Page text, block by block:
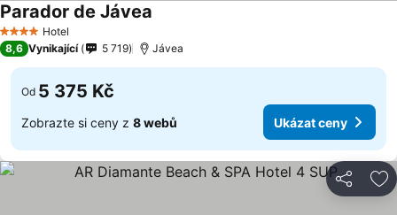
4 Počet hvězdiček
Hotel
Parador de Jávea
8,6 Vynikající 5 719 Jávea
Od 5 375 Kč
Zobrazte si ceny z 8 webů Ukázat ceny
Sdílet